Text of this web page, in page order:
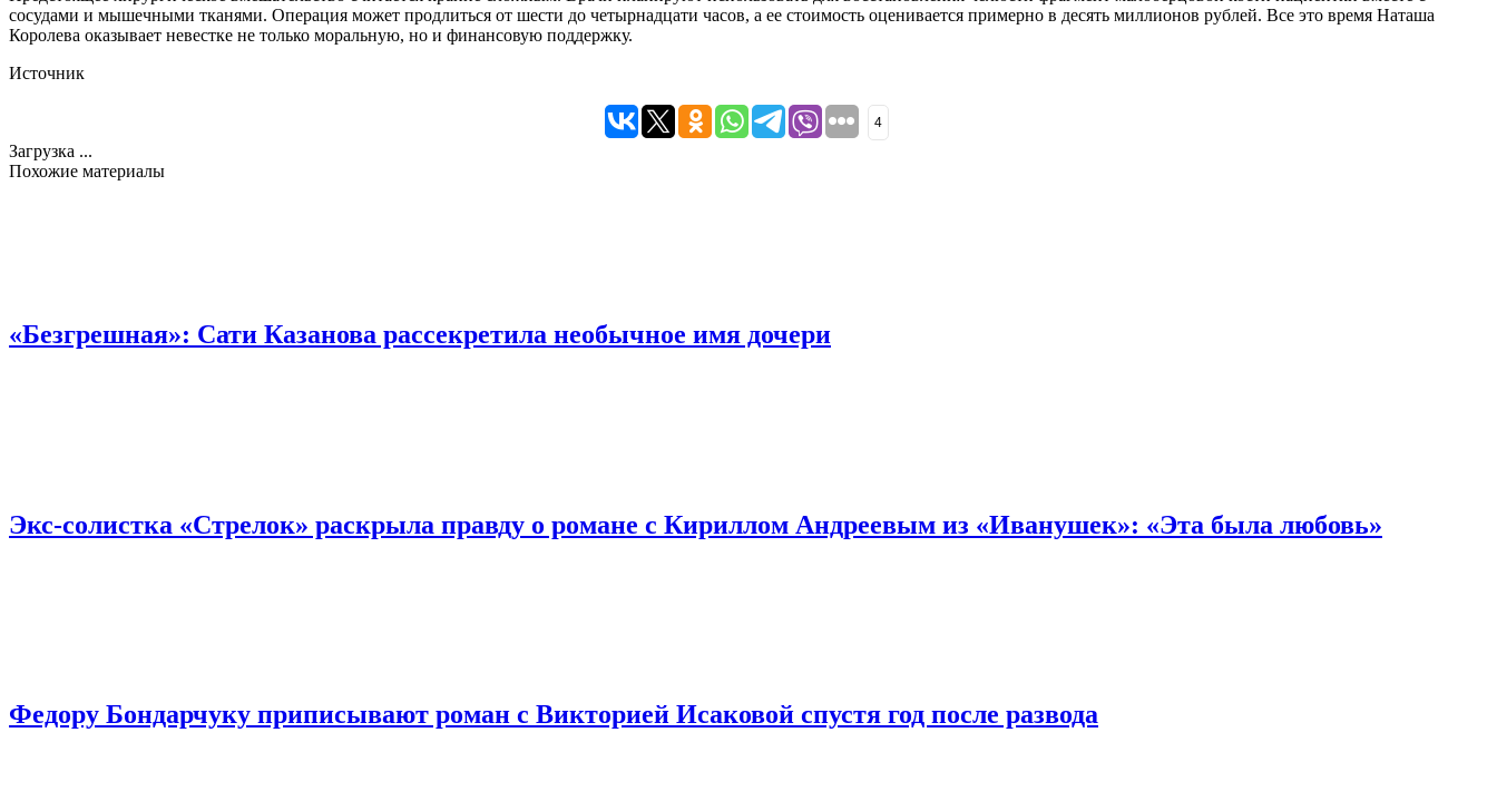
сосудами и мышечными тканями. Операция может продлиться от шести до четырнадцати часов, а ее стоимость оценивается примерно в десять миллионов рублей. Все это время Наташа
Королева оказывает невестке не только моральную, но и финансовую поддержку.
Источник
4
Загрузка ...
Похожие материалы
«Безгрешная»: Сати Казанова рассекретила необычное имя дочери
Экс-солистка «Стрелок» раскрыла правду о романе с Кириллом Андреевым из «Иванушек»: «Эта была любовь»
Федору Бондарчуку приписывают роман с Викторией Исаковой спустя год после развода